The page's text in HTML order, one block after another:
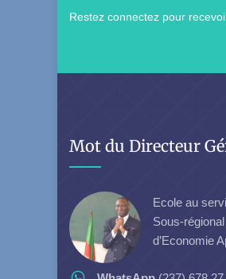
Restez connectez pour
Mot du Directeur
Ecole au
Sous-
d’Economie